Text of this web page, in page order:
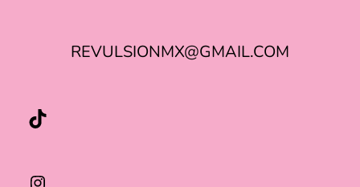
REVULSIONMX@GMAIL.COM